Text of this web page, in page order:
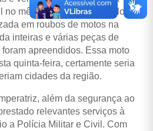
no mês passado, desarticulou
em roubos de motos na
inteiras e várias peças de
apreendidos. Essa moto
quinta-feira, certamente seria
cidades da região.
além da segurança ao
relevantes serviços à
a Polícia Militar e Civil. Com